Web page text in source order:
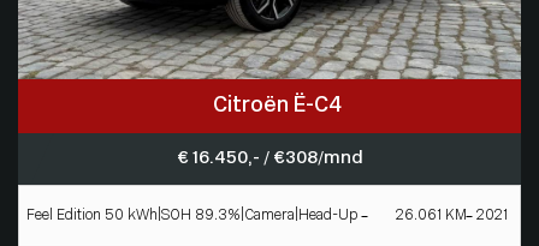
Citroën Ë-C4
€ 16.450,- / € 308/mnd
Feel Edition 50 kWh|SOH 89.3%|Camera|Head-Up 26.061 KM 2021